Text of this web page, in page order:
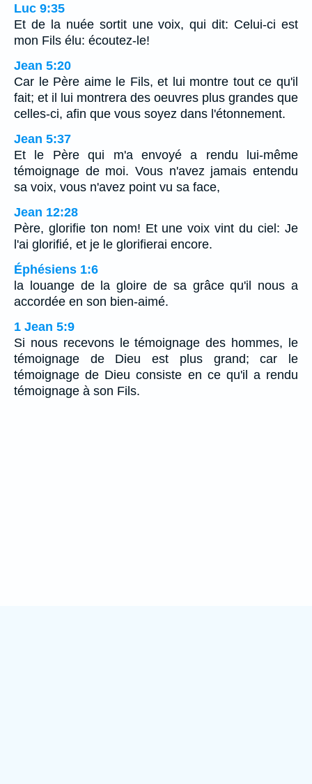
Luc 9:35
Et de la nuée sortit une voix, qui dit: Celui-ci est
mon Fils élu: écoutez-le!
Jean 5:20
Car le Père aime le Fils, et lui montre tout ce qu'il
fait; et il lui montrera des oeuvres plus grandes que
celles-ci, afin que vous soyez dans l'étonnement.
Jean 5:37
Et le Père qui m'a envoyé a rendu lui-même
témoignage de moi. Vous n'avez jamais entendu
sa voix, vous n'avez point vu sa face,
Jean 12:28
Père, glorifie ton nom! Et une voix vint du ciel: Je
l'ai glorifié, et je le glorifierai encore.
Éphésiens 1:6
la louange de la gloire de sa grâce qu'il nous a
accordée en son bien-aimé.
1 Jean 5:9
Si nous recevons le témoignage des hommes, le
témoignage de Dieu est plus grand; car le
témoignage de Dieu consiste en ce qu'il a rendu
témoignage à son Fils.